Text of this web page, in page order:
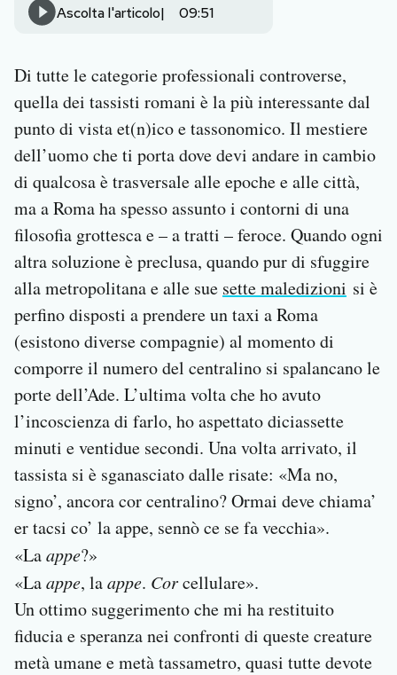
Esci
Ascolta l'articolo 09:51
Di tutte le categorie professionali controverse,
quella dei tassisti romani è la più interessante dal
punto di vista et(n)ico e tassonomico. Il mestiere
dell’uomo che ti porta dove devi andare in cambio
di qualcosa è trasversale alle epoche e alle città,
ma a Roma ha spesso assunto i contorni di una
filosofia grottesca e – a tratti – feroce. Quando ogni
altra soluzione è preclusa, quando pur di sfuggire
alla metropolitana e alle sue sette maledizioni si è
perfino disposti a prendere un taxi a Roma
(esistono diverse compagnie) al momento di
comporre il numero del centralino si spalancano le
porte dell’Ade. L’ultima volta che ho avuto
l’incoscienza di farlo, ho aspettato diciassette
minuti e ventidue secondi. Una volta arrivato, il
tassista si è sganasciato dalle risate: «Ma no,
signo’, ancora cor centralino? Ormai deve chiama’
er tacsi co’ la appe, sennò ce se fa vecchia».
«Laappe?»
«Laappe, laappe. Corcellulare».
Un ottimo suggerimento che mi ha restituito
fiducia e speranza nei confronti di queste creature
metà umane e metà tassametro, quasi tutte devote